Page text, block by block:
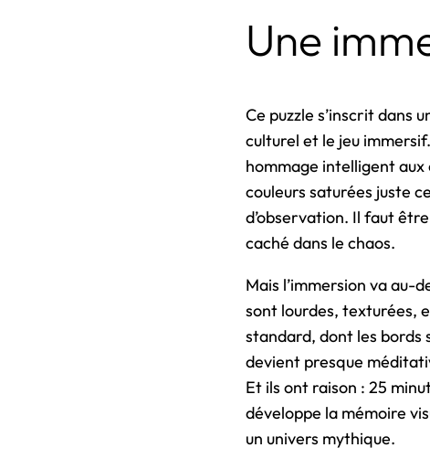
Une
Ce puzzle s’inscrit dans
culturel et le jeu
hommage intelligent aux
couleurs saturées juste
d’observation. Il faut
caché dans le chaos.
Mais l’immersion va au-
sont lourdes, texturées,
standard, dont les bords
devient presque
Et ils ont raison : 25
développe la mémoire
un univers mythique.